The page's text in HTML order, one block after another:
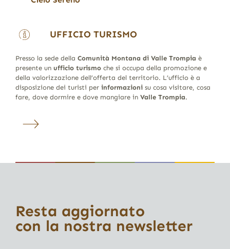
UFFICIO TURISMO
Presso la sede della Comunità Montana di Valle Trompia è
presente un ufficio turismoche si occupa della promozione e
della valorizzazione dell’offerta del territorio. L’ufficio è a
disposizione dei turisti per informazionisu cosa visitare, cosa
fare, dove dormire e dove mangiare in Valle Trompia.
Resta aggiornato
con la nostra newsletter